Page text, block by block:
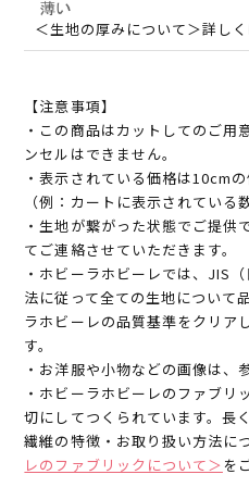
＜生地の厚みについて＞詳し
【注意事項】
・この商品はカットしてのご用
ンセルはできません。
・表示されている価格は10cmの
（例：カートに表示されている
・生地が繋がった状態でご提供
てご連絡させていただきます。
・ホビーラホビーレでは、JIS
法に従って全ての生地について
ラホビーレの品質基準をクリア
す。
・お洋服や小物などの画像は、
・ホビーラホビーレのファブリ
切にしてつくられています。長
繊維の特徴・お取り扱い方法に
レのファブリックについて＞ を